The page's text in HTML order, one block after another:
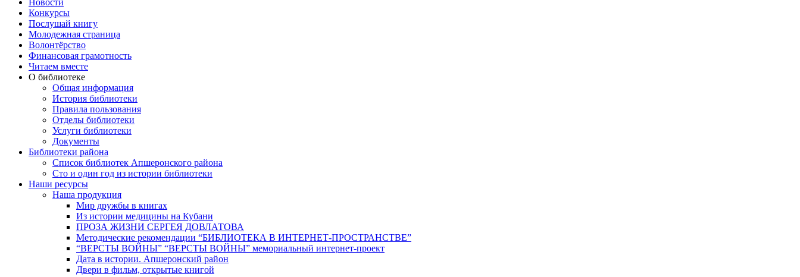
Новости
Конкурсы
Послушай книгу
Молодежная страница
Волонтёрство
Финансовая грамотность
Читаем вместе
О библиотеке
Общая информация
История библиотеки
Правила пользования
Отделы библиотеки
Услуги библиотеки
Документы
Библиотеки района
Список библиотек Апшеронского района
Сто и один год из истории библиотеки
Наши ресурсы
Наша продукция
Мир дружбы в книгах
Из истории медицины на Кубани
ПРОЗА ЖИЗНИ СЕРГЕЯ ДОВЛАТОВА
Методические рекомендации “БИБЛИОТЕКА В ИНТЕРНЕТ-ПРОСТРАНСТВЕ”
“ВЕРСТЫ ВОЙНЫ” “ВЕРСТЫ ВОЙНЫ” мемориальный интернет-проект
Дата в истории. Апшеронский район
Двери в фильм, открытые книгой